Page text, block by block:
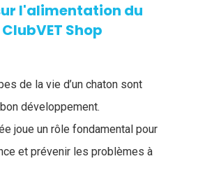
l'​alimentation du
Shop
de la vie d’un chaton sont
développement.
joue un rôle fondamental pour
et prévenir les problèmes à